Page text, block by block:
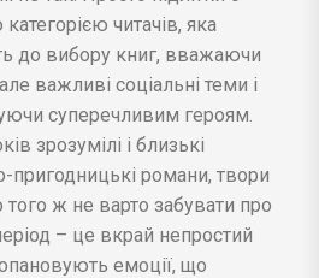
читачів, яка
до вибору книг, вважаючи
важливі соціальні теми і
суперечливим героям.
зрозумілі і близькі
пригодницькі романи, твори
того ж не варто забувати про
– це вкрай непростий
емоції, що